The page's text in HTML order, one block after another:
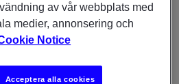
av vår webbplats med
medier, annonsering och
Notice
Acceptera alla cookies